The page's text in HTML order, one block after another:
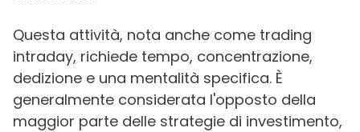
Questa attività, nota anche come trading
intraday, richiede tempo, concentrazione,
dedizione e una mentalità specifica. È
generalmente considerata l'opposto della
maggior parte delle strategie di investimento,